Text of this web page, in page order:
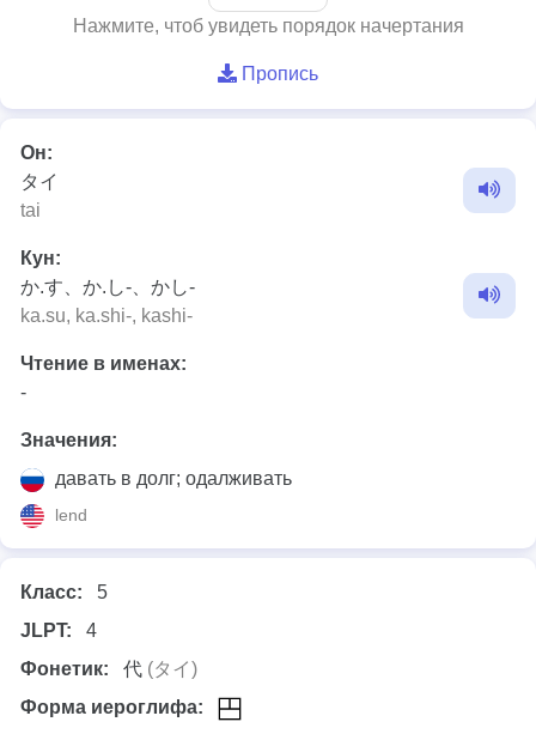
Нажмите, чтоб увидеть порядок начертания
Пропись
Он:
タイ
tai
Кун:
か.す、か.し-、かし-
ka.su, ka.shi-, kashi-
Чтение в именах:
-
Значения:
давать в долг; одалживать
lend
Класс:
5
JLPT:
4
Фонетик:
代 (タイ)
Форма иероглифа: